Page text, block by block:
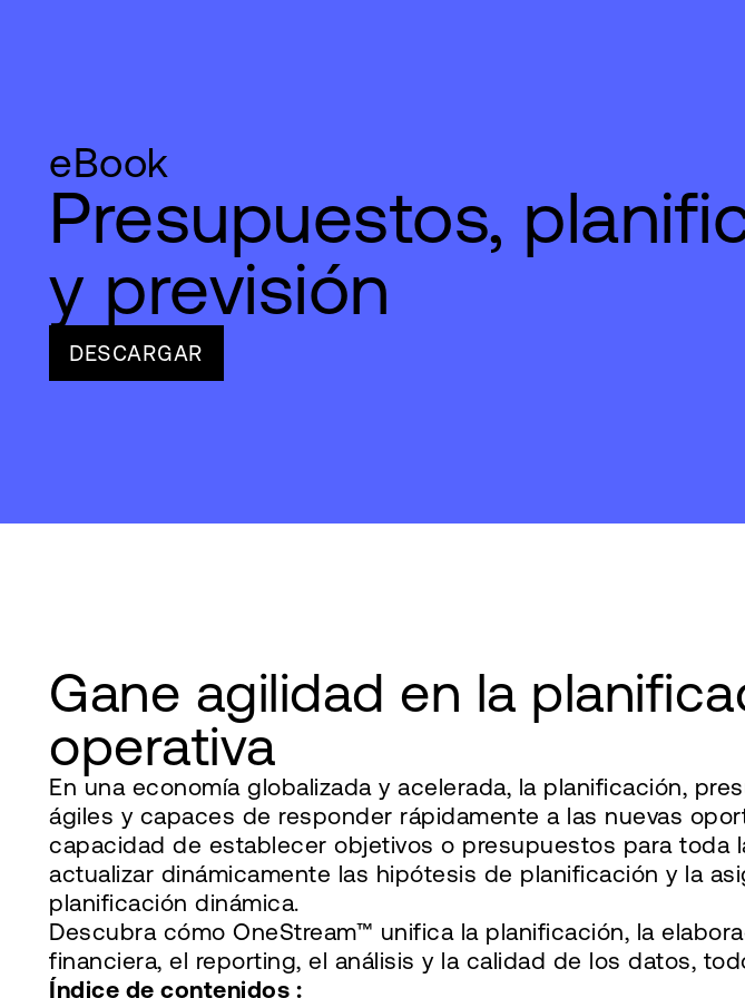
eBook
Presupuestos,
y previsión
DESCARGAR
Gane agilidad en la
operativa
En una economía globalizada y acelerada, la planificación,
ágiles y capaces de responder rápidamente a las nuevas
capacidad de establecer objetivos o presupuestos para toda
actualizar dinámicamente las hipótesis de planificación y la
planificación dinámica.
Descubra cómo OneStream™ unifica la planificación, la
financiera, el reporting, el análisis y la calidad de los datos,
Índice de contenidos :